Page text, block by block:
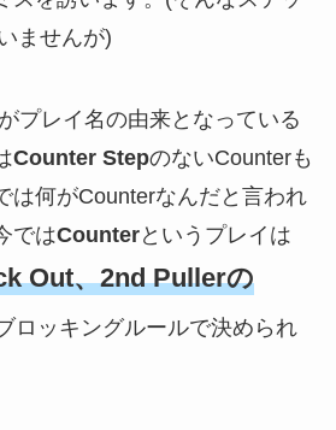
ませんが)
プレイ名の由来となっている
Counter StepのないCounterも
は何がCounterなんだと言われ
ではCounterというプレイは
Out、2nd Pullerの
ロッキングルールで決められ